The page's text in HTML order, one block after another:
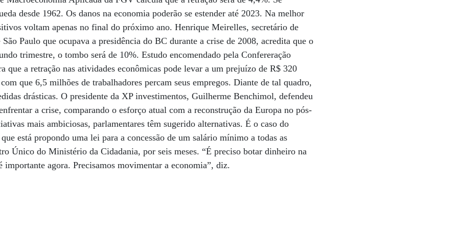
desde 1962. Os danos na economia poderão se estender até 2023. Na melhor
voltam apenas no final do próximo ano. Henrique Meirelles, secretário de
São Paulo que ocupava a presidência do BC durante a crise de 2008, acredita que o
trimestre, o tombo será de 10%. Estudo encomendado pela Confereração
que a retração nas atividades econômicas pode levar a um prejuízo de R$ 320
que 6,5 milhões de trabalhadores percam seus empregos. Diante de tal quadro,
drásticas. O presidente da XP investimentos, Guilherme Benchimol, defendeu
a crise, comparando o esforço atual com a reconstrução da Europa no pós-
mais ambiciosas, parlamentares têm sugerido alternativas. É o caso do
está propondo uma lei para a concessão de um salário mínimo a todas as
Único do Ministério da Cidadania, por seis meses. “É preciso botar dinheiro na
importante agora. Precisamos movimentar a economia”, diz.